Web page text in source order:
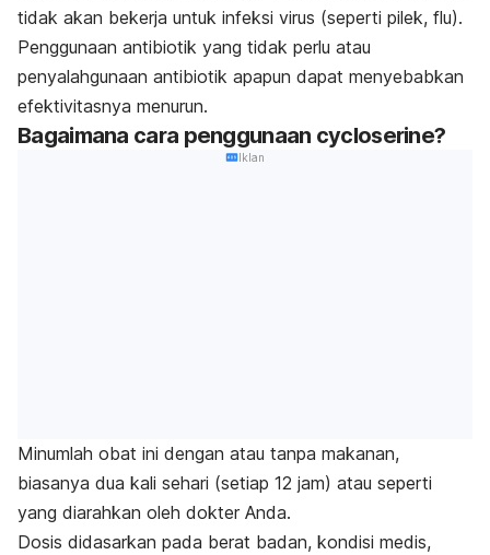
tidak akan bekerja untuk infeksi virus (seperti pilek, flu).
Penggunaan antibiotik yang tidak perlu atau
penyalahgunaan antibiotik apapun dapat menyebabkan
efektivitasnya menurun.
Bagaimana cara penggunaan cycloserine?
Iklan
Minumlah obat ini dengan atau tanpa makanan,
biasanya dua kali sehari (setiap 12 jam) atau seperti
yang diarahkan oleh dokter Anda.
Dosis didasarkan pada berat badan, kondisi medis,